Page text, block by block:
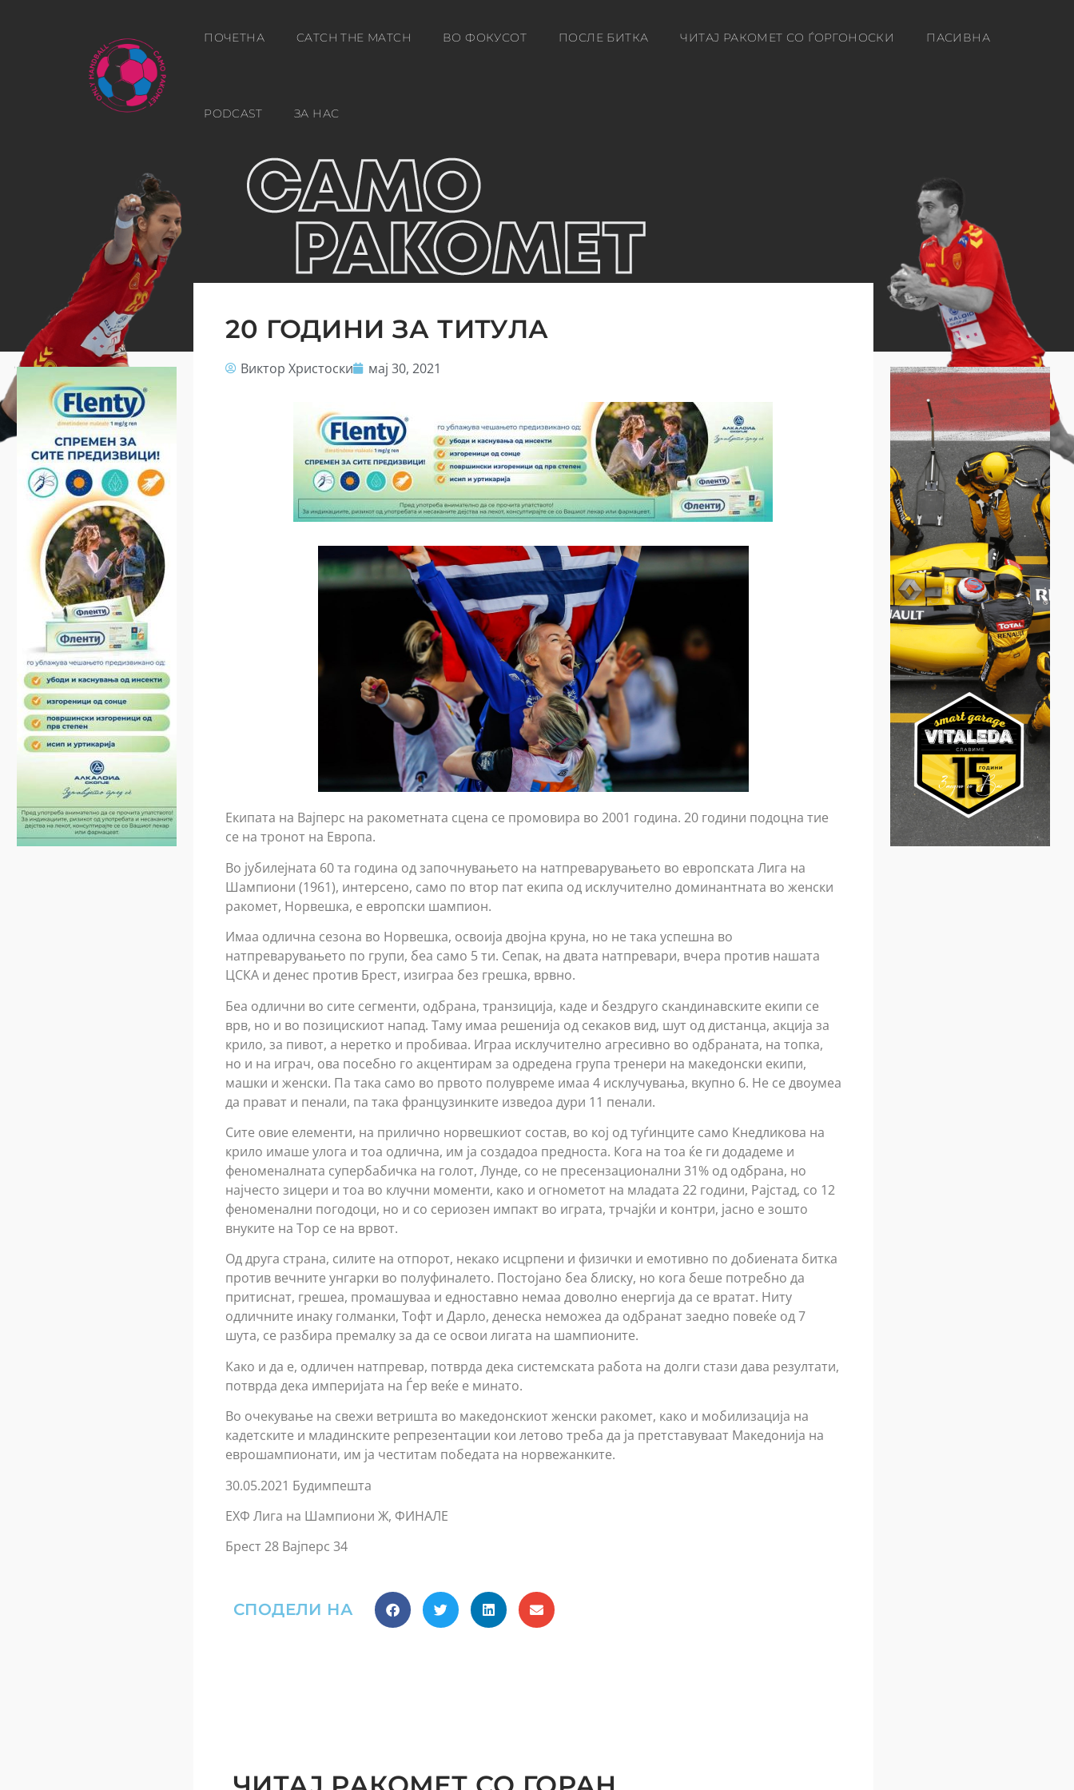
ПОЧЕТНА CATCH THE MATCH ВО ФОКУСОТ ПОСЛЕ БИТКА ЧИТАЈ РАКОМЕТ СО ЃОРГОНОСКИ ПАСИВНА
PODCAST ЗА НАС
20 ГОДИНИ ЗА ТИТУЛА
Виктор Христоски мај 30, 2021
Екипата на Вајперс на ракометната сцена се промовира во 2001 година. 20 години подоцна тие
се на тронот на Европа.
Во јубилејната 60 та година од започнувањето на натпреварувањето во европската Лига на
Шампиони (1961), интерсено, само по втор пат екипа од исклучително доминантната во женски
ракомет, Норвешка, е европски шампион.
Имаа одлична сезона во Норвешка, освоија двојна круна, но не така успешна во
натпреварувањето по групи, беа само 5 ти. Сепак, на двата натпревари, вчера против нашата
ЦСКА и денес против Брест, изиграа без грешка, врвно.
Беа одлични во сите сегменти, одбрана, транзиција, каде и бездруго скандинавските екипи се
врв, но и во позицискиот напад. Таму имаа решенија од секаков вид, шут од дистанца, акција за
крило, за пивот, а неретко и пробиваа. Играа исклучително агресивно во одбраната, на топка,
но и на играч, ова посебно го акцентирам за одредена група тренери на македонски екипи,
машки и женски. Па така само во првото полувреме имаа 4 исклучувања, вкупно 6. Не се двоумеа
да прават и пенали, па така французинките изведоа дури 11 пенали.
Сите овие елементи, на прилично норвешкиот состав, во кој од туѓинците само Кнедликова на
крило имаше улога и тоа одлична, им ја создадоа предноста. Кога на тоа ќе ги додадеме и
феноменалната супербабичка на голот, Лунде, со не пресензационални 31% од одбрана, но
најчесто зицери и тоа во клучни моменти, како и огнометот на младата 22 години, Рајстад, со 12
феноменални погодоци, но и со сериозен импакт во играта, трчајќи и контри, јасно е зошто
внуките на Тор се на врвот.
Од друга страна, силите на отпорот, некако исцрпени и физички и емотивно по добиената битка
против вечните унгарки во полуфиналето. Постојано беа блиску, но кога беше потребно да
притиснат, грешеа, промашуваа и едноставно немаа доволно енергија да се вратат. Ниту
одличните инаку голманки, Тофт и Дарло, денеска неможеа да одбранат заедно повеќе од 7
шута, се разбира премалку за да се освои лигата на шампионите.
Како и да е, одличен натпревар, потврда дека системската работа на долги стази дава резултати,
потврда дека империјата на Ѓер веќе е минато.
Во очекување на свежи ветришта во македонскиот женски ракомет, како и мобилизација на
кадетските и младинските репрезентации кои летово треба да ја претставуваат Македонија на
еврошампионати, им ја честитам победата на норвежанките.
30.05.2021 Будимпешта
ЕХФ Лига на Шампиони Ж, ФИНАЛЕ
Брест 28 Вајперс 34
СПОДЕЛИ НА